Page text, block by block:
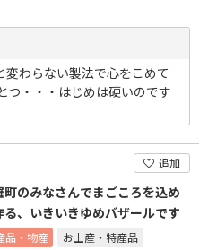
わらない製法で心をこめて
つ・・・はじめは硬いのです
追加
町のみなさんでまごころを込め
る、いきいきゆめバザールです
品・物産 お土産・特産品